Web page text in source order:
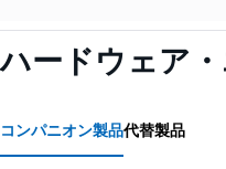
ハードウェア
コンパニオン製品代替製品